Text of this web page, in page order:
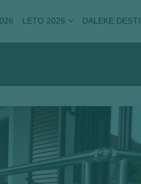
LETO 2026 DALEKE